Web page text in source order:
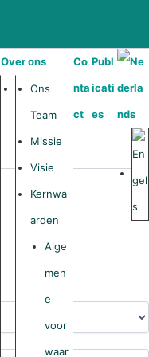
Over ons
Ons
Team
Missie
Visie
Kernwa
arden
Alge
men
e
voor
waar
Co
nta
ct
Publ
icati
es